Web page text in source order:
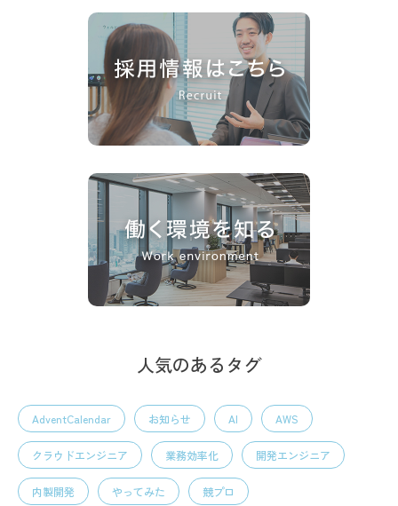
人気のあるタグ
AdventCalendar お知らせ AI AWS
クラウドエンジニア 業務効率化 開発エンジニア
内製開発 やってみた 競プロ